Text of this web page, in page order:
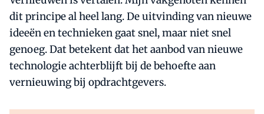
dit principe al heel lang. De uitvinding van nieuwe
ideeën en technieken gaat snel, maar niet snel
genoeg. Dat betekent dat het aanbod van nieuwe
technologie achterblijft bij de behoefte aan
vernieuwing bij opdrachtgevers.